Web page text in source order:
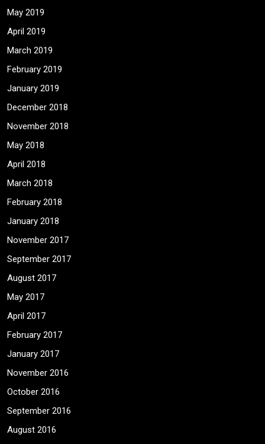
May 2019
April 2019
March 2019
February 2019
January 2019
December 2018
November 2018
May 2018
April 2018
March 2018
February 2018
January 2018
November 2017
September 2017
August 2017
May 2017
April 2017
February 2017
January 2017
November 2016
October 2016
September 2016
August 2016